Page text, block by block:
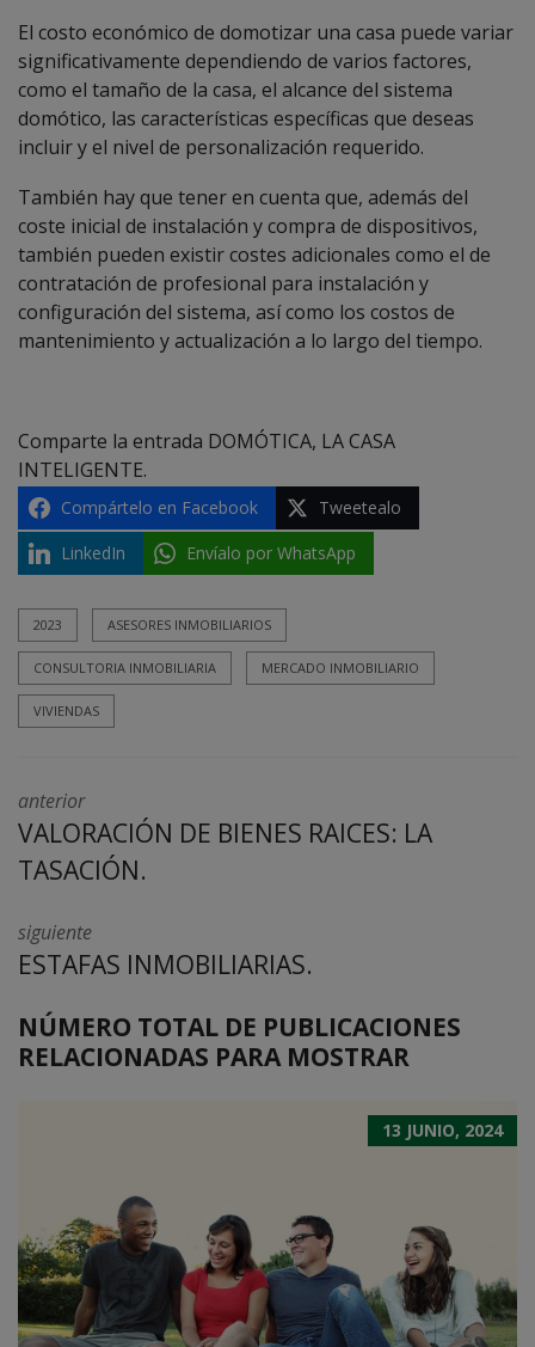
El costo económico de domotizar una casa puede variar
significativamente dependiendo de varios factores,
como el tamaño de la casa, el alcance del sistema
domótico, las características específicas que deseas
incluir y el nivel de personalización requerido.
También hay que tener en cuenta que, además del
coste inicial de instalación y compra de dispositivos,
también pueden existir costes adicionales como el de
contratación de profesional para instalación y
configuración del sistema, así como los costos de
mantenimiento y actualización a lo largo del tiempo.
Comparte la entrada DOMÓTICA, LA CASA
INTELIGENTE.
Compártelo en Facebook
Tweetealo
LinkedIn
Envíalo por WhatsApp
2023 ASESORES INMOBILIARIOS
CONSULTORIA INMOBILIARIA MERCADO INMOBILIARIO
VIVIENDAS
anterior
VALORACIÓN DE BIENES RAICES: LA
TASACIÓN.
siguiente
ESTAFAS INMOBILIARIAS.
NÚMERO TOTAL DE PUBLICACIONES
RELACIONADAS PARA MOSTRAR
13 JUNIO, 2024